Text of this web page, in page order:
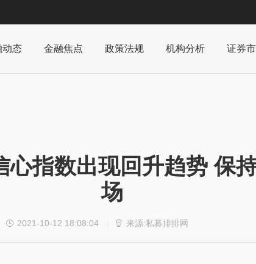
动态 金融焦点 政策法规 机构分析 证券
心指数出现回升趋势 保
场
 2021-10-12 18:08:04  来源:私募排排网